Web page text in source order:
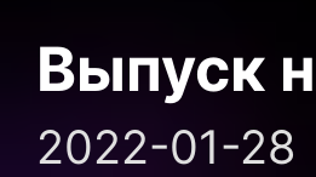
Выпуск
2022-01-28